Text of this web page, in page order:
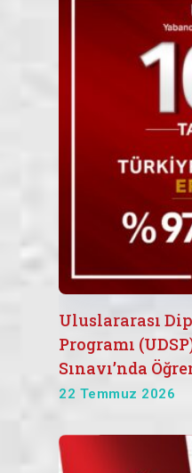
Uluslararası
Programı
Sınavı’nda
22 Temmuz 2026